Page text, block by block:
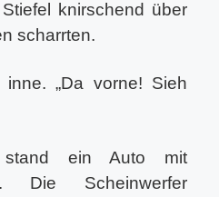
knirschend über
scharrten.
„Da vorne! Sieh
stand ein Auto mit
Die Scheinwerfer